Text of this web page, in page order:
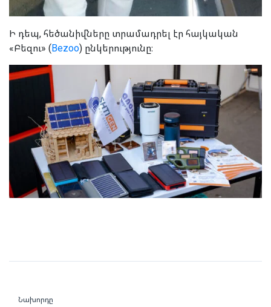
Ի դեպ, հեծանիվները տրամադրել էր հայկական
«Բեզու» (Bezoo) ընկերությունը։
Նախորդը